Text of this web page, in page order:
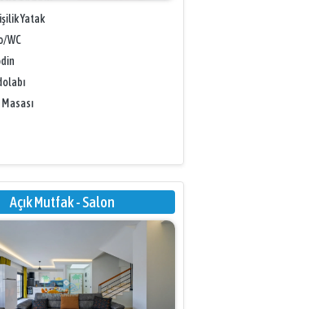
Yatak
WC
Açık Mutfak - Salon